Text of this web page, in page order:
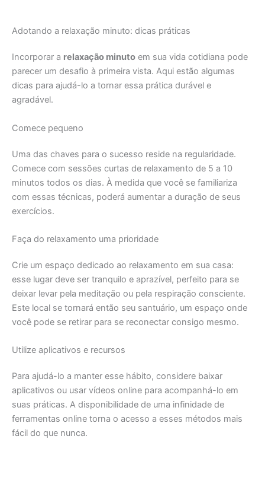
Adotando a relaxação minuto: dicas práticas
Incorporar a relaxação minuto em sua vida cotidiana pode
parecer um desafio à primeira vista. Aqui estão algumas
dicas para ajudá-lo a tornar essa prática durável e
agradável.
Comece pequeno
Uma das chaves para o sucesso reside na regularidade.
Comece com sessões curtas de relaxamento de 5 a 10
minutos todos os dias. À medida que você se familiariza
com essas técnicas, poderá aumentar a duração de seus
exercícios.
Faça do relaxamento uma prioridade
Crie um espaço dedicado ao relaxamento em sua casa:
esse lugar deve ser tranquilo e aprazível, perfeito para se
deixar levar pela meditação ou pela respiração consciente.
Este local se tornará então seu santuário, um espaço onde
você pode se retirar para se reconectar consigo mesmo.
Utilize aplicativos e recursos
Para ajudá-lo a manter esse hábito, considere baixar
aplicativos ou usar vídeos online para acompanhá-lo em
suas práticas. A disponibilidade de uma infinidade de
ferramentas online torna o acesso a esses métodos mais
fácil do que nunca.